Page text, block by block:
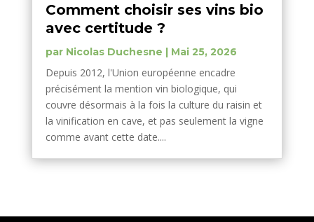
Comment choisir ses vins bio
avec certitude ?
par Nicolas Duchesne | Mai 25, 2026
Depuis 2012, l'Union européenne encadre
précisément la mention vin biologique, qui
couvre désormais à la fois la culture du raisin et
la vinification en cave, et pas seulement la vigne
comme avant cette date....